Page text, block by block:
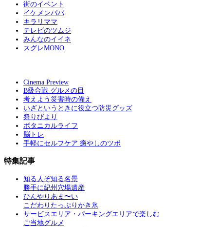
街のイベント
イケメンパパ
キラリママ
テレビのツムジ
みんなのイイネ
スグレMONO
Cinema Preview
B級合戦 グルメの目
考えよう災害時の備え
いざというときに役立つ防災グッズ
祭りびより
ボタニカルライフ
脳トレ
手軽にセルフケア 癒やしのツボ
特集記事
知る人ぞ知る名景
勝手に紀州穴場遺産
ひんやりあま〜い
こだわりたっぷりかき氷
サービスエリア・パーキングエリアで楽しむ
ご当地グルメ